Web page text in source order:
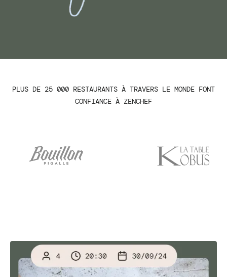
PLUS DE 25 000 RESTAURANTS À TRAVERS LE MONDE FONT
CONFIANCE À ZENCHEF